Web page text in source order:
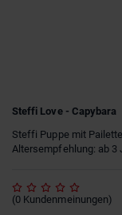
Steffi Love - Capybara
Steffi Puppe mit
Altersempfehlung: ab 3
(0 Kundenmeinungen)